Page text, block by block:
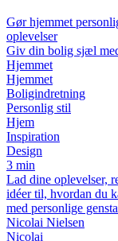
Gør hjemmet
oplevelser
Giv din bolig sjæl
Hjemmet
Hjemmet
Boligindretning
Personlig stil
Hjem
Inspiration
Design
3 min
Lad dine oplevelser,
idéer til, hvordan du
med personlige
Nicolai Nielsen
Nicolai